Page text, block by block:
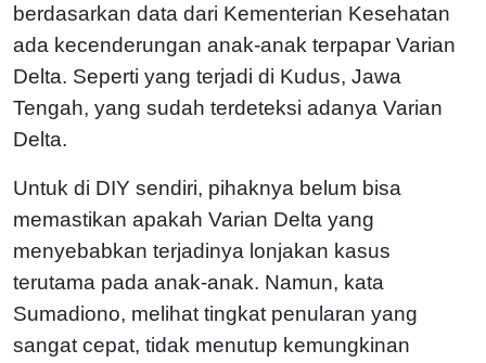
berdasarkan data dari Kementerian Kesehatan
ada kecenderungan anak-anak terpapar Varian
Delta. Seperti yang terjadi di Kudus, Jawa
Tengah, yang sudah terdeteksi adanya Varian
Delta.
Untuk di DIY sendiri, pihaknya belum bisa
memastikan apakah Varian Delta yang
menyebabkan terjadinya lonjakan kasus
terutama pada anak-anak. Namun, kata
Sumadiono, melihat tingkat penularan yang
sangat cepat, tidak menutup kemungkinan